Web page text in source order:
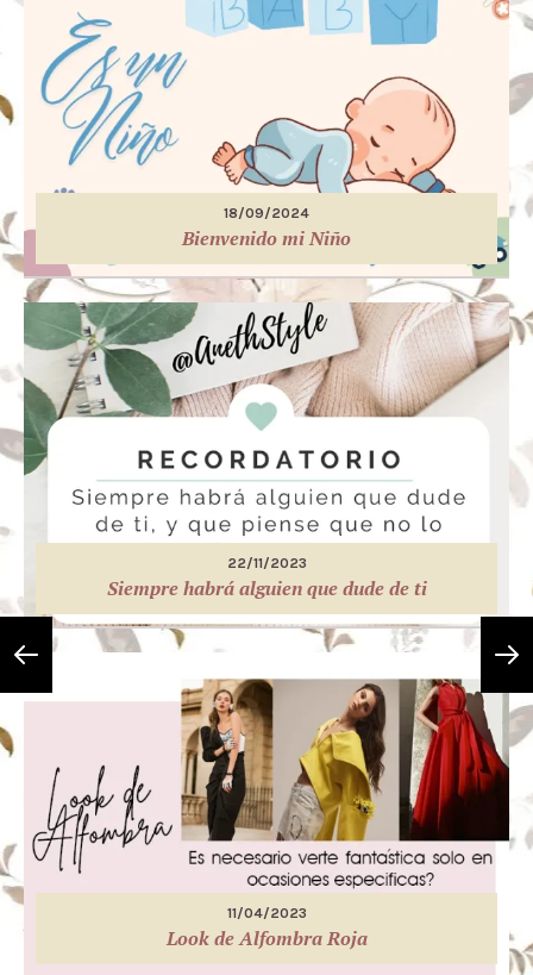
18/09/2024
Bienvenido mi Niño
22/11/2023
Siempre habrá alguien que dude de ti
11/04/2023
Look de Alfombra Roja